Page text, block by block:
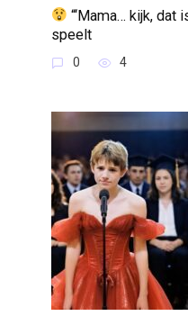
“‘Mama… kijk, dat
speelt
0 4